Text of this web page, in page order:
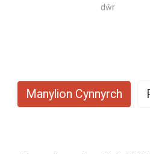
dŵr
Manylion Cynnyrch